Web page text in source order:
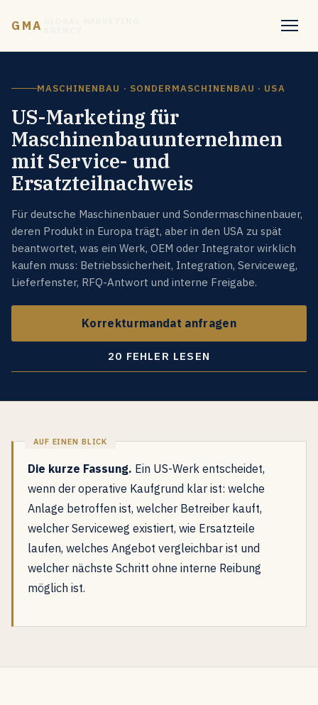
GMA
MASCHINENBAU · SONDERMASCHINENBAU · USA
US-Marketing für
Maschinenbauunternehmen
mit Service- und
Ersatzteilnachweis
Für deutsche Maschinenbauer und Sondermaschinenbauer,
deren Produkt in Europa trägt, aber in den USA zu spät
beantwortet, was ein Werk, OEM oder Integrator wirklich
kaufen muss: Betriebssicherheit, Integration, Serviceweg,
Lieferfenster, RFQ-Antwort und interne Freigabe.
Korrekturmandat anfragen
20 FEHLER LESEN
Die kurze Fassung. Ein US-Werk entscheidet,
wenn der operative Kaufgrund klar ist: welche
Anlage betroffen ist, welcher Betreiber kauft,
welcher Serviceweg existiert, wie Ersatzteile
laufen, welches Angebot vergleichbar ist und
welcher nächste Schritt ohne interne Reibung
möglich ist.